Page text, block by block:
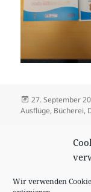
Wir verwenden
Veröffentlicht
am
27. September
Ausflüge, Bücherei,
NÄCHSTER